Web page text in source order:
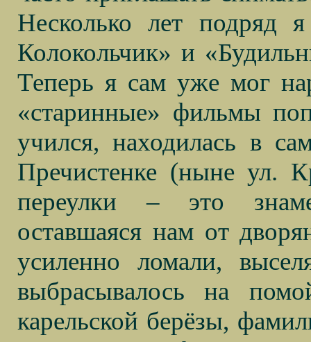
Несколько лет подряд
Колокольчик» и
Теперь я сам уже мог
«старинные» фильмы
учился, находилась в
Пречистенке (ныне ул.
переулки – это
оставшаяся нам от
усиленно ломали,
выбрасывалось на
карельской берёзы,